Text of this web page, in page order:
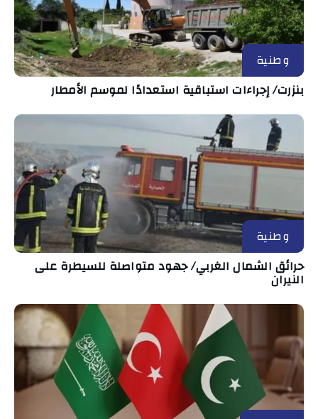
وطنية
بنزرت/ إجراءات استباقية استعدادًا لموسم الأمطار
وطنية
حرائق الشمال الغربي/ جهود متواصلة للسيطرة على
النيران